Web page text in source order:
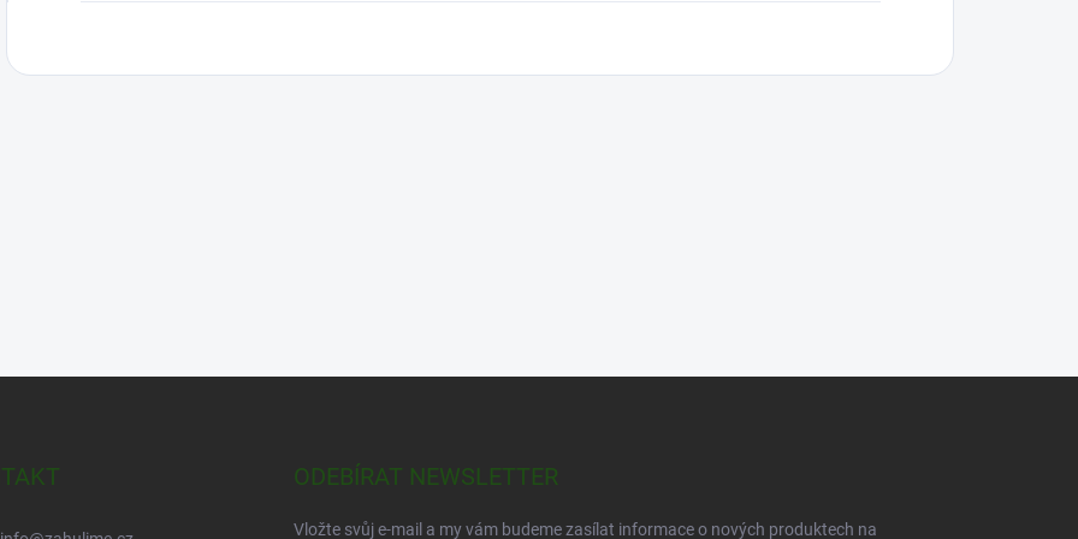
ODEBÍRAT NEWSLETTER
Vložte svůj e-mail a my vám budeme zasílat informace o nových produktech na